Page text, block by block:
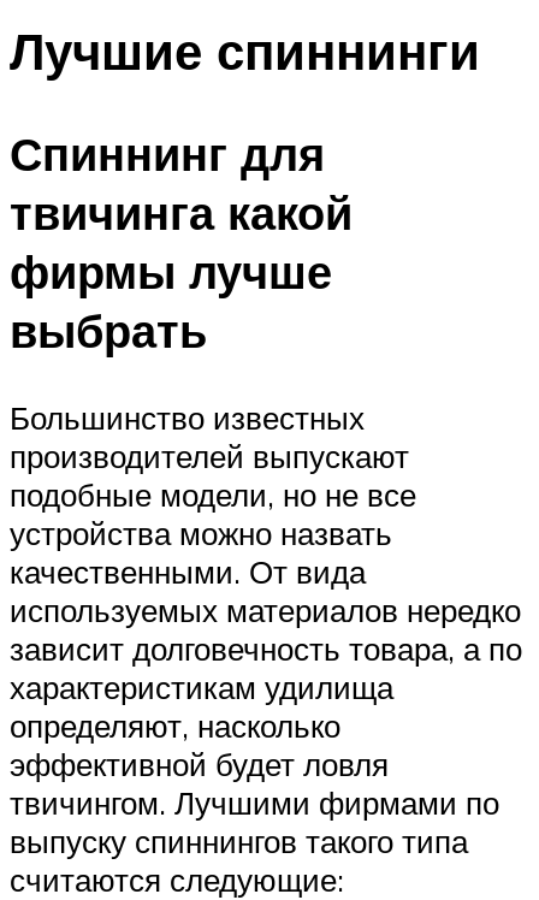
Лучшие спиннинги
Спиннинг для
твичинга какой
фирмы лучше
выбрать
Большинство известных
производителей выпускают
подобные модели, но не все
устройства можно назвать
качественными. От вида
используемых материалов нередко
зависит долговечность товара, а по
характеристикам удилища
определяют, насколько
эффективной будет ловля
твичингом. Лучшими фирмами по
выпуску спиннингов такого типа
считаются следующие: